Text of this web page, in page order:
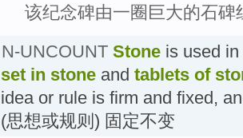
该纪念碑由一圈巨大的石碑
N-UNCOUNT Stone is used
set in stone and tablets of
idea or rule is firm and fixed,
(思想或规则) 固定不变